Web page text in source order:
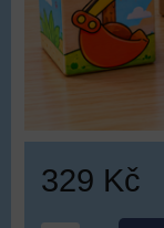
329 Kč